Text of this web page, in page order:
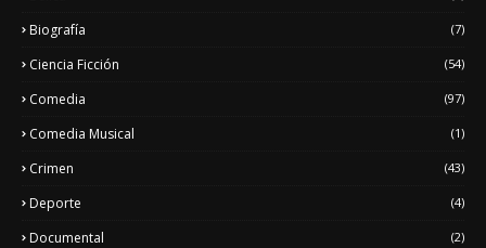
Biografía (7)
Ciencia Ficción (54)
Comedia (97)
Comedia Musical (1)
Crimen (43)
Deporte (4)
Documental (2)